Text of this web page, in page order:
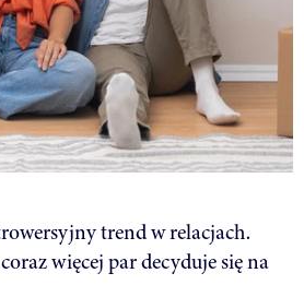
trend w relacjach.
więcej par decyduje się na